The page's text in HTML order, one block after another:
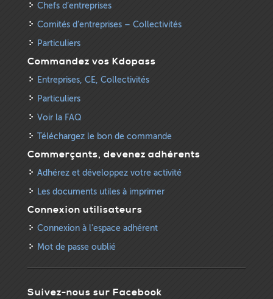
Chefs d’entreprises
Comités d’entreprises – Collectivités
Particuliers
Commandez vos Kdopass
Entreprises, CE, Collectivités
Particuliers
Voir la FAQ
Téléchargez le bon de commande
Commerçants, devenez adhérents
Adhérez et développez votre activité
Les documents utiles à imprimer
Connexion utilisateurs
Connexion à l'espace adhérent
Mot de passe oublié
Suivez-nous sur Facebook